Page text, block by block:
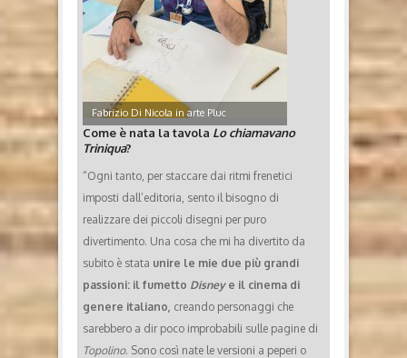
Fabrizio Di Nicola in arte Pluc
Come è nata la tavola Lo chiamavano
Triniqua?
“Ogni tanto, per staccare dai ritmi frenetici
imposti dall’editoria, sento il bisogno di
realizzare dei piccoli disegni per puro
divertimento. Una cosa che mi ha divertito da
subito è stata unire le mie due più grandi
passioni: il fumetto Disneye il cinema di
genere italiano, creando personaggi che
sarebbero a dir poco improbabili sulle pagine di
Topolino. Sono così nate le versioni a peperi o